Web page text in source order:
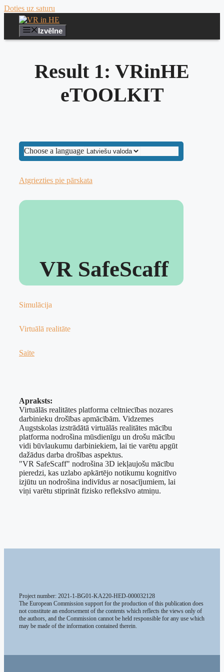
Doties uz saturu
Izvēlne
Result 1: VRinHE
eTOOLKIT
Choose a language
Atgriezties pie pārskata
VR SafeScaff
Simulācija
Virtuālā realitāte
Saite
Apraksts:
Virtuālās realitātes platforma celtniecības nozares
darbinieku drošības apmācībām. Vidzemes
Augstskolas izstrādātā virtuālās realitātes mācību
platforma nodrošina mūsdienīgu un drošu mācību
vidi būvlaukumu darbiniekiem, lai tie varētu apgūt
dažādus darba drošības aspektus.
"VR SafeScaff" nodrošina 3D iekļaujošu mācību
pieredzi, kas uzlabo apkārtējo notikumu kognitīvo
izjūtu un nodrošina indivīdus ar nosacījumiem, lai
viņi varētu stiprināt fizisko refleksīvo atmiņu.
Project number: 2021-1-BG01-KA220-HED-000032128
The European Commission support for the production of this publication does
not constitute an endorsement of the contents which reflects the views only of
the authors, and the Commission cannot be held responsible for any use which
may be made of the information contained therein.